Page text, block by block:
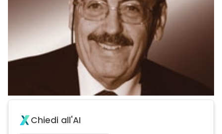
Chiedi all'AI